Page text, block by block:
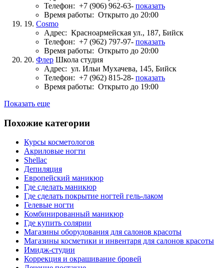
Телефон: +7 (906) 962-63- показать
Время работы: Открыто до 20:00
19. Cosmo
Адрес: Красноармейская ул., 187, Бийск
Телефон: +7 (962) 797-97- показать
Время работы: Открыто до 20:00
20. Флер Школа студия
Адрес: ул. Ильи Мухачева, 145, Бийск
Телефон: +7 (962) 815-28- показать
Время работы: Открыто до 19:00
Показать еще
Похожие категории
Курсы косметологов
Акриловые ногти
Shellac
Депиляция
Европейский маникюр
Где сделать маникюр
Где сделать покрытие ногтей гель-лаком
Гелевые ногти
Комбинированный маникюр
Где купить солярии
Магазины оборудования для салонов красоты
Магазины косметики и инвентаря для салонов красоты
Имидж-студии
Коррекция и окрашивание бровей